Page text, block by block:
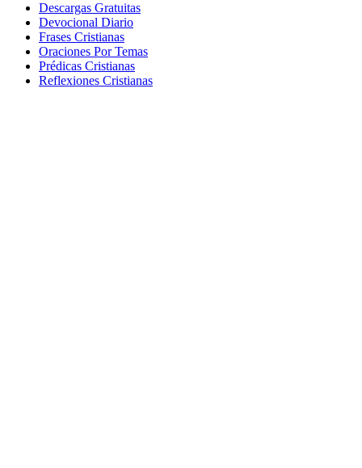
Descargas Gratuitas
Devocional Diario
Frases Cristianas
Oraciones Por Temas
Prédicas Cristianas
Reflexiones Cristianas